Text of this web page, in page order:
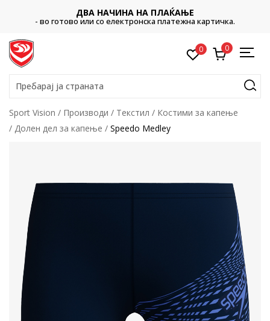
ДВА НАЧИНА НА ПЛАЌАЊЕ
- во готово или со електронска платежна картичка.
0 0
Пребарај ја страната
Sport Vision Производи Текстил
Костими за капење
Долен дел за капење
Speedo Medley